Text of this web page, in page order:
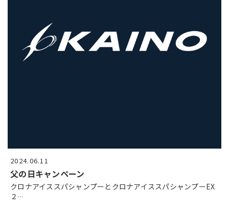
2024.06.11
父の日キャンペーン
クロナアイススパシャンプーとクロナアイススパシャンプーEX
２ …